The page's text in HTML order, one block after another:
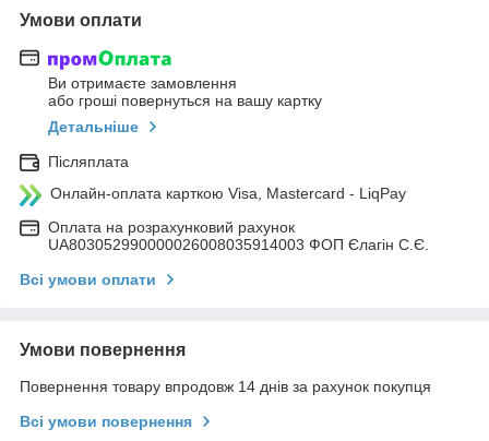
Умови оплати
Ви отримаєте замовлення
або гроші повернуться на вашу картку
Детальніше
Післяплата
Онлайн-оплата карткою Visa, Mastercard - LiqPay
Оплата на розрахунковий рахунок
UA803052990000026008035914003 ФОП Єлагін С.Є.
Всі умови оплати
Умови повернення
Повернення товару впродовж 14 днів за рахунок покупця
Всі умови повернення